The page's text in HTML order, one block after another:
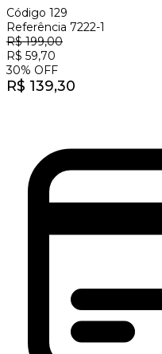
Código 129
Referência 7222-1
R$199,00
R$ 59,70
30% OFF
R$ 139,30